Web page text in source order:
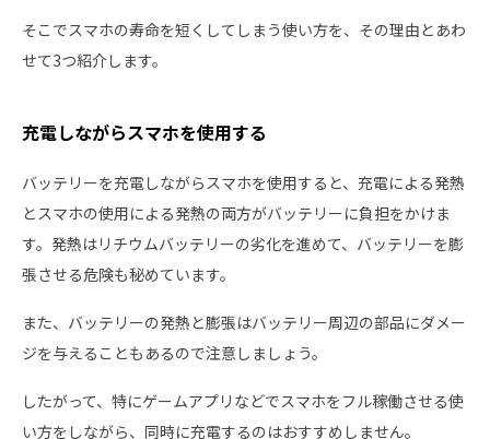
そこでスマホの寿命を短くしてしまう使い方を、その理由とあわ
せて3つ紹介します。
充電しながらスマホを使用する
バッテリーを充電しながらスマホを使用すると、充電による発熱
とスマホの使用による発熱の両方がバッテリーに負担をかけま
す。発熱はリチウムバッテリーの劣化を進めて、バッテリーを膨
張させる危険も秘めています。
また、バッテリーの発熱と膨張はバッテリー周辺の部品にダメー
ジを与えることもあるので注意しましょう。
したがって、特にゲームアプリなどでスマホをフル稼働させる使
い方をしながら、同時に充電するのはおすすめしません。